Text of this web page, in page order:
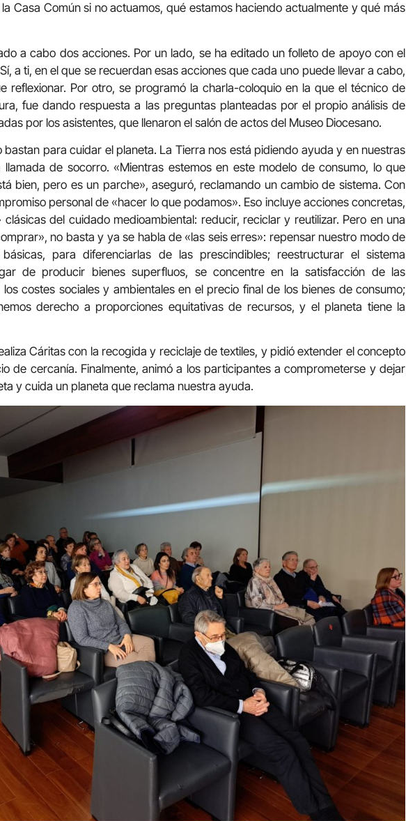
Casa Común si no actuamos, qué estamos haciendo actualmente y qué más
a cabo dos acciones. Por un lado, se ha editado un folleto de apoyo con el
a ti, en el que se recuerdan esas acciones que cada uno puede llevar a cabo,
reflexionar. Por otro, se programó la charla-coloquio en la que el técnico de
fue dando respuesta a las preguntas planteadas por el propio análisis de
por los asistentes, que llenaron el salón de actos del Museo Diocesano.
bastan para cuidar el planeta. La Tierra nos está pidiendo ayuda y en nuestras
de socorro. «Mientras estemos en este modelo de consumo, lo que
bien, pero es un parche», aseguró, reclamando un cambio de sistema. Con
personal de «hacer lo que podamos». Eso incluye acciones concretas,
del cuidado medioambiental: reducir, reciclar y reutilizar. Pero en una
no basta y ya se habla de «las seis erres»: repensar nuestro modo de
para diferenciarlas de las prescindibles; reestructurar el sistema
de producir bienes superfluos, se concentre en la satisfacción de las
costes sociales y ambientales en el precio final de los bienes de consumo;
derecho a proporciones equitativas de recursos, y el planeta tiene la
Cáritas con la recogida y reciclaje de textiles, y pidió extender el concepto
de cercanía. Finalmente, animó a los participantes a comprometerse y dejar
y cuida un planeta que reclama nuestra ayuda.